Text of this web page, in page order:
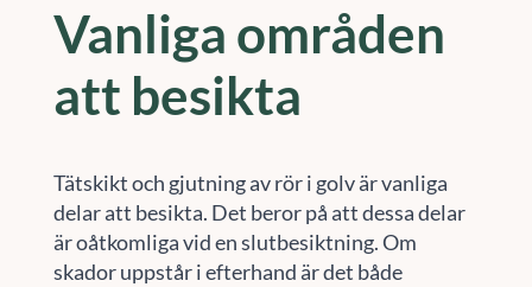
Vanliga områden
att besikta
Tätskikt och gjutning av rör i golv är vanliga
delar att besikta. Det beror på att dessa delar
är oåtkomliga vid en slutbesiktning. Om
skador uppstår i efterhand är det både